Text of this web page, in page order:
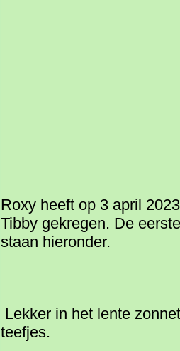
Roxy heeft op 3 april
Tibby gekregen. De
staan hieronder.
Lekker in het lente
teefjes.